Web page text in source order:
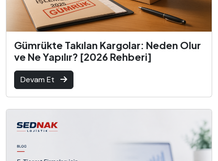
Gümrükte Takılan Kargolar: Neden Olur
ve Ne Yapılır? [2026 Rehberi]
Devam Et